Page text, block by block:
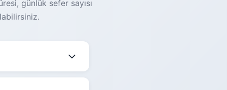
günlük sefer sayısı
sefer saati, koltuk